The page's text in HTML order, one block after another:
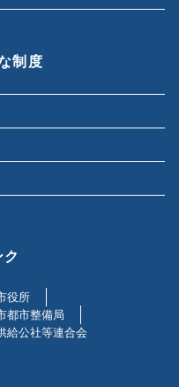
制度
役所
都市整備局
給公社等連合会